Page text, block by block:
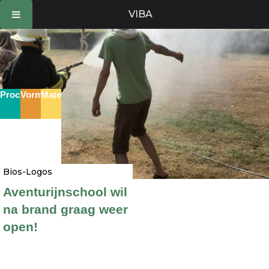
VIBA
de
inhoud
ProcesVormMaterie
Bios-Logos
Aventurijnschool wil
na brand graag weer
open!